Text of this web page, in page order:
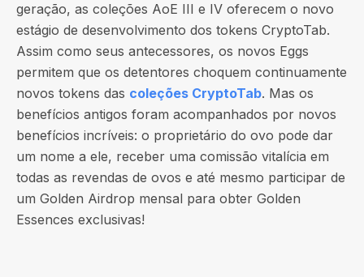
geração, as coleções AoE III e IV oferecem o novo
estágio de desenvolvimento dos tokens CryptoTab.
Assim como seus antecessores, os novos Eggs
permitem que os detentores choquem continuamente
novos tokens das coleções CryptoTab. Mas os
benefícios antigos foram acompanhados por novos
benefícios incríveis: o proprietário do ovo pode dar
um nome a ele, receber uma comissão vitalícia em
todas as revendas de ovos e até mesmo participar de
um Golden Airdrop mensal para obter Golden
Essences exclusivas!